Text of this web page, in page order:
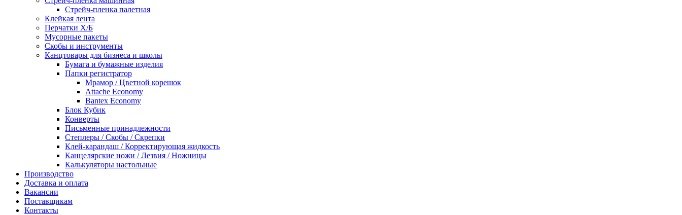
Стрейч-пленка палетная
Клейкая лента
Перчатки Х/Б
Мусорные пакеты
Скобы и инструменты
Канцтовары для бизнеса и школы
Бумага и бумажные изделия
Папки регистратор
Мрамор / Цветной корешок
Attache Economy
Bantex Economy
Блок Кубик
Конверты
Письменные принадлежности
Степлеры / Скобы / Скрепки
Клей-карандаш / Корректирующая жидкость
Канцелярские ножи / Лезвия / Ножницы
Калькуляторы настольные
Производство
Доставка и оплата
Вакансии
Поставщикам
Контакты